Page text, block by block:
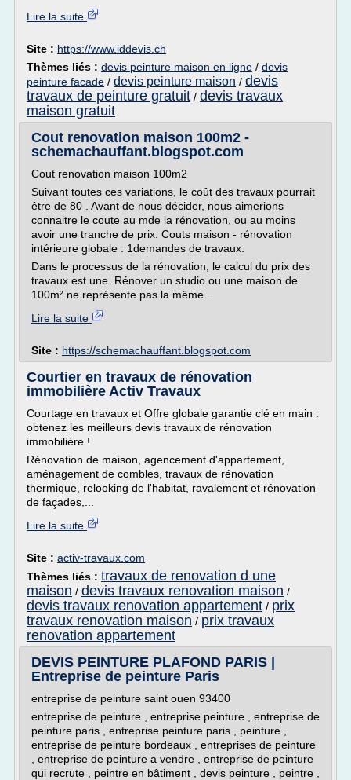
Lire la suite
Site : https://www.iddevis.ch
Thèmes liés : devis peinture maison en ligne / devis
peinture facade / devis peinture maison / devis
travaux de peinture gratuit / devis travaux
maison gratuit
Cout renovation maison 100m2 -
schemachauffant.blogspot.com
Cout renovation maison 100m2
Suivant toutes ces variations, le coût des travaux pourrait
être de 80 . Avant de nous décider, nous aimerions
connaitre le coute au mde la rénovation, ou au moins
avoir une tranche de prix. Couts maison - rénovation
intérieure globale : 1demandes de travaux.
Dans le processus de la rénovation, le calcul du prix des
travaux est une. Rénover un studio ou une maison de
100m² ne représente pas la même...
Lire la suite
Site : https://schemachauffant.blogspot.com
Courtier en travaux de rénovation
immobilière Activ Travaux
Courtage en travaux et Offre globale garantie clé en main :
obtenez les meilleurs devis travaux de rénovation
immobilière !
Rénovation de maison, agencement d'appartement,
aménagement de combles, travaux de rénovation
thermique, relooking de l'habitat, ravalement et rénovation
de façades,...
Lire la suite
Site : activ-travaux.com
Thèmes liés : travaux de renovation d une
maison / devis travaux renovation maison /
devis travaux renovation appartement / prix
travaux renovation maison / prix travaux
renovation appartement
DEVIS PEINTURE PLAFOND PARIS |
Entreprise de peinture Paris
entreprise de peinture saint ouen 93400
entreprise de peinture , entreprise peinture , entreprise de
peinture paris , entreprise peinture paris , peinture ,
entreprise de peinture bordeaux , entreprises de peinture
, entreprise de peinture a vendre , entreprise de peinture
qui recrute , peintre en bâtiment , devis peinture , peintre ,